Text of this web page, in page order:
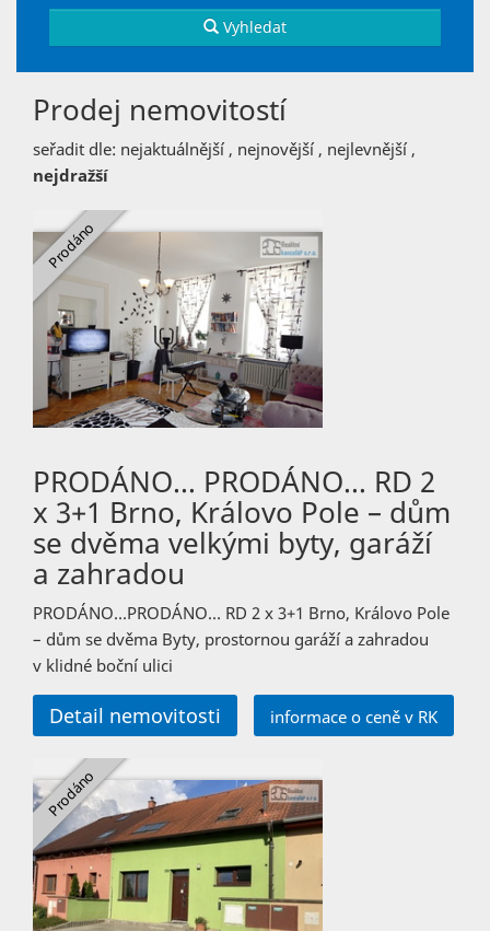
Vyhledat
Prodej nemovitostí
seřadit dle: nejaktuálnější , nejnovější , nejlevnější ,
nejdražší
PRODÁNO… PRODÁNO… RD 2
x 3+1 Brno, Královo Pole – dům
se dvěma velkými byty, garáží
a zahradou
PRODÁNO…PRODÁNO… RD 2 x 3+1 Brno, Královo Pole
– dům se dvěma Byty, prostornou garáží a zahradou
v klidné boční ulici
Detail nemovitosti informace o ceně v RK